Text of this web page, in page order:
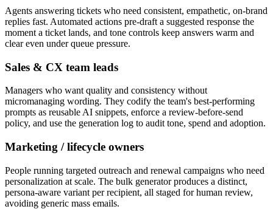
Agents answering tickets who need consistent, empathetic, on-brand
replies fast. Automated actions pre-draft a suggested response the
moment a ticket lands, and tone controls keep answers warm and
clear even under queue pressure.
Sales & CX team leads
Managers who want quality and consistency without
micromanaging wording. They codify the team's best-performing
prompts as reusable AI snippets, enforce a review-before-send
policy, and use the generation log to audit tone, spend and adoption.
Marketing / lifecycle owners
People running targeted outreach and renewal campaigns who need
personalization at scale. The bulk generator produces a distinct,
persona-aware variant per recipient, all staged for human review,
avoiding generic mass emails.